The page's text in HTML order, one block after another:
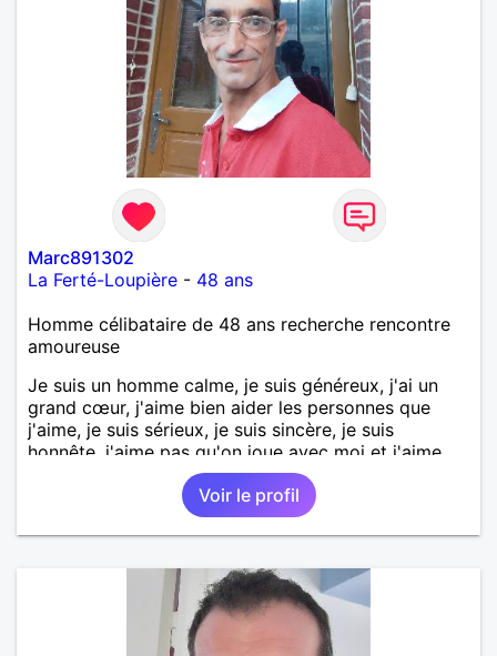
Marc891302
La Ferté-Loupière - 48 ans
Homme célibataire de 48 ans recherche rencontre
amoureuse
Je suis un homme calme, je suis généreux, j'ai un
grand cœur, j'aime bien aider les personnes que
j'aime, je suis sérieux, je suis sincère, je suis
honnête, j'aime pas qu'on joue avec moi et j'aime
pas les mensonges. Je cherche une relation
amoureuse et sérieuse.Voir le profil